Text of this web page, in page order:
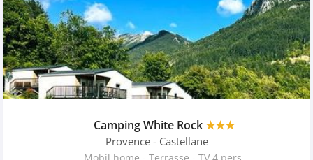
Camping White Rock★★★
Provence - Castellane